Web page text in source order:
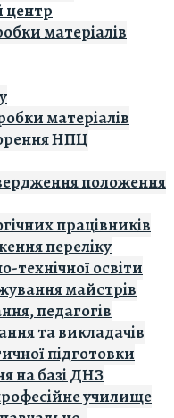
центр
матеріалів
матеріалів
НПЦ
положення
працівників
переліку
технічної освіти
майстрів
педагогів
та викладачів
підготовки
на базі ДНЗ
училище